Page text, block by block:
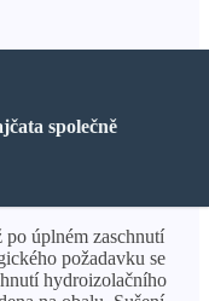
společně
úplném zaschnutí
požadavku se
hydroizolačního